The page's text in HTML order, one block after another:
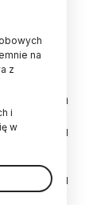
2400
badania
w domu
napoje
rodzin
od czasu
na
z
i
w